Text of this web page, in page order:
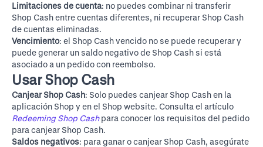
Limitaciones de cuenta: no puedes combinar ni transferir
Shop Cash entre cuentas diferentes, ni recuperar Shop Cash
de cuentas eliminadas.
Vencimiento: el Shop Cash vencido no se puede recuperar y
puede generar un saldo negativo de Shop Cash si está
asociado a un pedido con reembolso.
Usar Shop Cash
Canjear Shop Cash: Solo puedes canjear Shop Cash en la
aplicación Shop y en el Shop website. Consulta el artículo
Redeeming Shop Cashpara conocer los requisitos del pedido
para canjear Shop Cash.
Saldos negativos: para ganar o canjear Shop Cash, asegúrate